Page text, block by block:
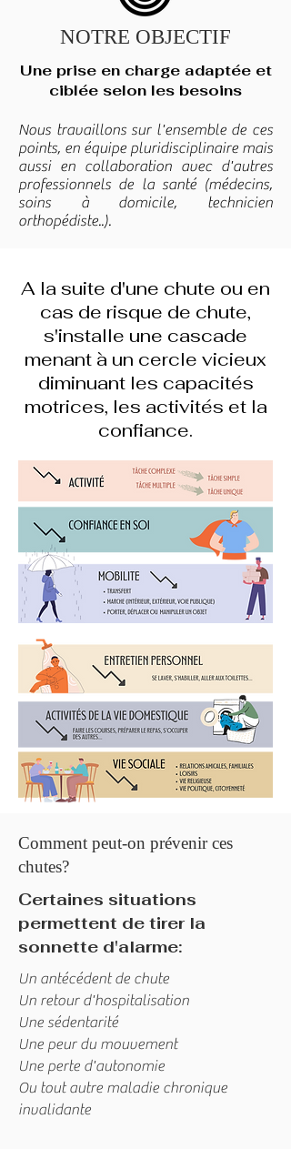
NOTRE OBJECTIF
Une prise en charge adaptée et
ciblée selon les besoins
Nous travaillons sur l'ensemble de ces
points, en équipe pluridisciplinaire mais
aussi en collaboration avec d'autres
professionnels de la santé (médecins,
soins à domicile, technicien
orthopédiste..).
A la suite d'une chute ou en
cas de risque de chute,
s'installe une cascade
menant à un cercle vicieux
diminuant les capacités
motrices, les activités et la
confiance.
Comment peut-on prévenir ces
chutes?
Certaines situations
permettent de tirer la
sonnette d'alarme:
Un antécédent de chute
Un retour d'hospitalisation
Une sédentarité
Une peur du mouvement
Une perte d'autonomie
Ou tout autre maladie chronique
invalidante